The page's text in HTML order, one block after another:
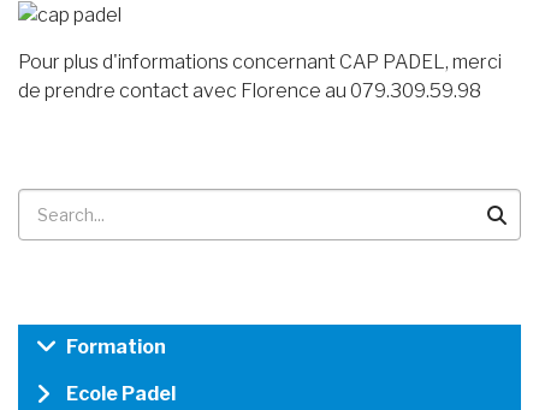
Pour plus d'informations concernant CAP PADEL, merci
de prendre contact avec Florence au 079.309.59.98
PADEL
SOUS
Formation
Ecole Padel